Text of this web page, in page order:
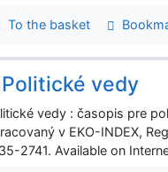
To the basket
Politické vedy
vedy : časopis pre
v EKO-INDEX,
2741. Available on